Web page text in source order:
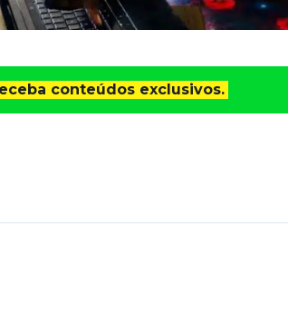
conteúdos exclusivos.